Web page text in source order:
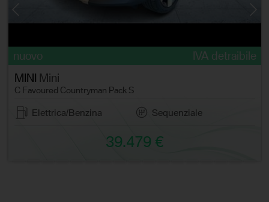
nuovo
IVA detraibile
MINI
Mini
C Favoured Countryman Pack S
Elettrica/Benzina Sequenziale
39.479 €